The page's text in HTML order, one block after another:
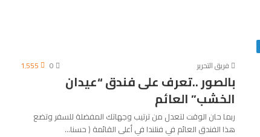
فريق التحرير
0 1٬555
بالصور ..تعرف على فندق “عيدان
الخشب” العائم
ربما حان الوقت لتعدل من ترتيب وجهاتك المفضلة للسفر وتضع
هذا الفندق العائم في فنلندا في أعلى القائمة ( حسنا…